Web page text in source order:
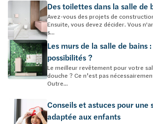
Des toilettes dans la salle de
Avez-vous des projets de
Ensuite, vous devez décider. Vous
s...
Les murs de la salle de bains
possibilités ?
Le meilleur revêtement pour votre
douche ? Ce n’est pas
Outre...
Conseils et astuces pour une
adaptée aux enfants